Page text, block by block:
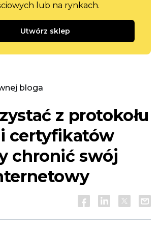
lub na rynkach.
Utwórz sklep
bloga
z protokołu
i certyfikatów
chronić swój